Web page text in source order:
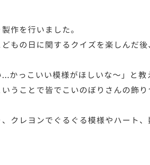
作を行いました。
もの日に関するクイズを楽しんだ後
かっこいい模様がほしいな〜」と教
うことで皆でこいのぼりさんの飾り
クレヨンでぐるぐる模様やハート、